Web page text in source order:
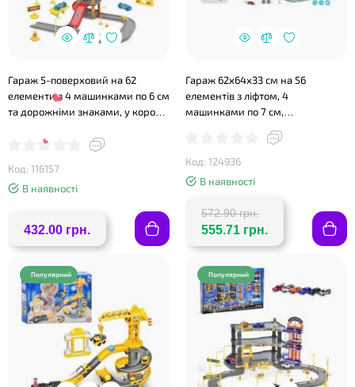
Гараж 5-поверховий на 62
елементи з 4 машинками по 6 см
та дорожніми знаками, у коробці
Код: 116157
В наявності
432.00 грн.
Гараж 62х64х33 см на 56
елементів з ліфтом, 4
машинками по 7 см,
знаками та деревами, у валізі
37,5х26,5х12 см
Код: 124936
В наявності
572.90 грн.
555.71 грн.
Популярний Популярний
❤❤